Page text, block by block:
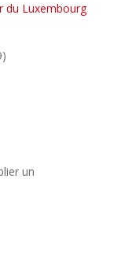
du Luxembourg
un